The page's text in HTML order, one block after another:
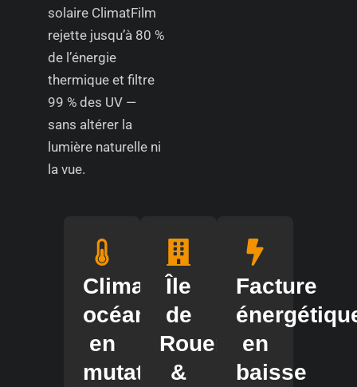
solaire ClimatFilm
rejette jusqu’à 80 %
de l’énergie
thermique et filtre
99 % des UV —
sans altérer la
lumière naturelle ni
la vue.
Climat
océanique
en
mutation
Île
de
Rouen
&
Facture
en
baisse